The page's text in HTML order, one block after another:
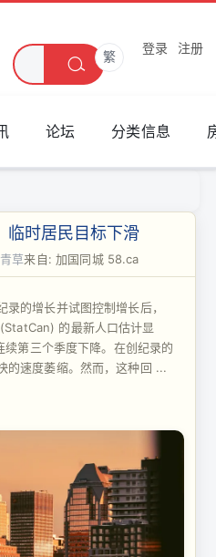
繁
登录 注册
论坛 分类信息
临时居民目标下滑
草来自: 加国同城 58.ca
录的增长并试图控制增长后，
的最新人口估计显
第三个季度下降。在创纪录的
的速度萎缩。然而，这种回 ...